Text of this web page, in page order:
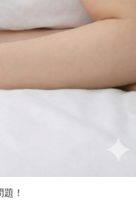
！